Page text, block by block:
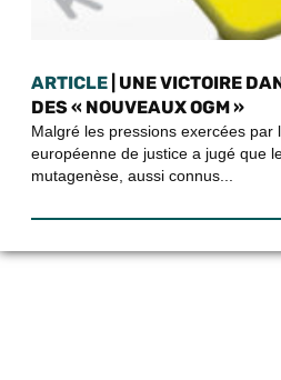
ARTICLE | UNE VICTOIRE
DES « NOUVEAUX OGM »
Malgré les pressions exercées par
européenne de justice a jugé que
mutagenèse, aussi connus...